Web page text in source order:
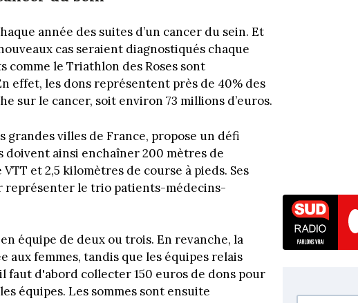
année des suites d’un cancer du sein. Et
cas seraient diagnostiqués chaque
comme le Triathlon des Roses sont
effet, les dons représentent près de 40% des
sur le cancer, soit environ 73 millions d’euros.
villes de France, propose un défi
ainsi enchaîner 200 mètres de
et 2,5 kilomètres de course à pieds. Ses
représenter le trio patients-médecins-
équipe de deux ou trois. En revanche, la
femmes, tandis que les équipes relais
faut d'abord collecter 150 euros de dons pour
équipes. Les sommes sont ensuite